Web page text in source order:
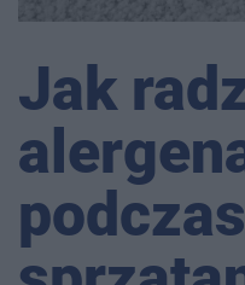
Jak
podczas